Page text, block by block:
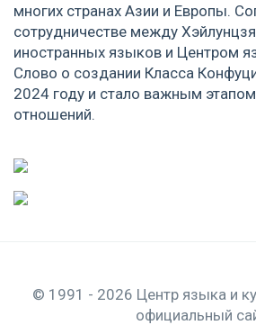
многих странах Азии и Европы.
сотрудничестве между
иностранных языков и Центром
Слово о создании Класса
2024 году и стало важным
отношений.
© 1991 - 2026 Центр языка и
официальный